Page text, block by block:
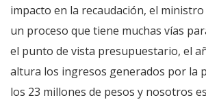
impacto en la recaudación, el
un proceso que tiene muchas vías
el punto de vista presupuestario, el
altura los ingresos generados por la
los 23 millones de pesos y nosotros